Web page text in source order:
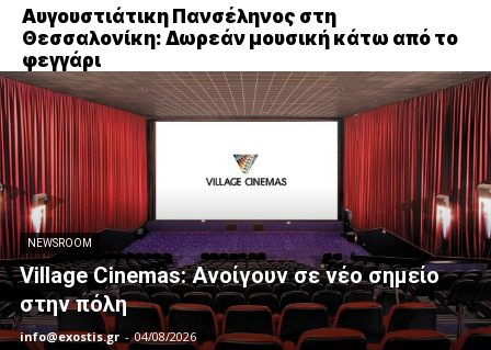
Αυγουστιάτικη Πανσέληνος στη
Θεσσαλονίκη: Δωρεάν μουσική κάτω από το
φεγγάρι
NEWSROOM
Village Cinemas: Ανοίγουν σε νέο σημείο
στην πόλη
info@exostis.gr - 04/08/2026